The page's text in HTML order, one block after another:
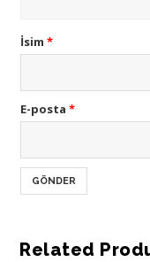
İsim *
E-posta *
Related